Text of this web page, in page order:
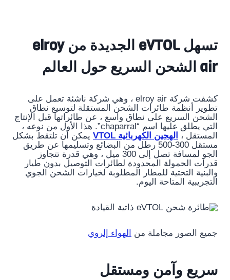
تسهل eVTOL الجديدة من elroy
air الشحن السريع حول العالم
كشفت شركة elroy air ، وهي شركة ناشئة تعمل على
تطوير أنظمة طائرات الشحن المستقلة لتوسيع نطاق
الشحن السريع على نطاق واسع ، عن طائراتها قبل الإنتاج
التي يطلق عليها اسم “chaparral”. هذا الأول من نوعه ،
المستقل ،
الهجين الكهربائية VTOL
يمكن أن تلتقط بشكل
مستقل 300-500 رطل من البضائع وتسليمها عن طريق
الجو لمسافة تصل إلى 300 ميل ، وهي قدرة تتجاوز
قدرات الحمولة المحدودة لطائرات التوصيل بدون طيار
والبنية التحتية للمطار المطلوبة لخيارات الشحن الجوي
التجريبية المتاحة اليوم.
جميع الصور مجاملة من الهواء إلروي
سريع وآمن ومستقل